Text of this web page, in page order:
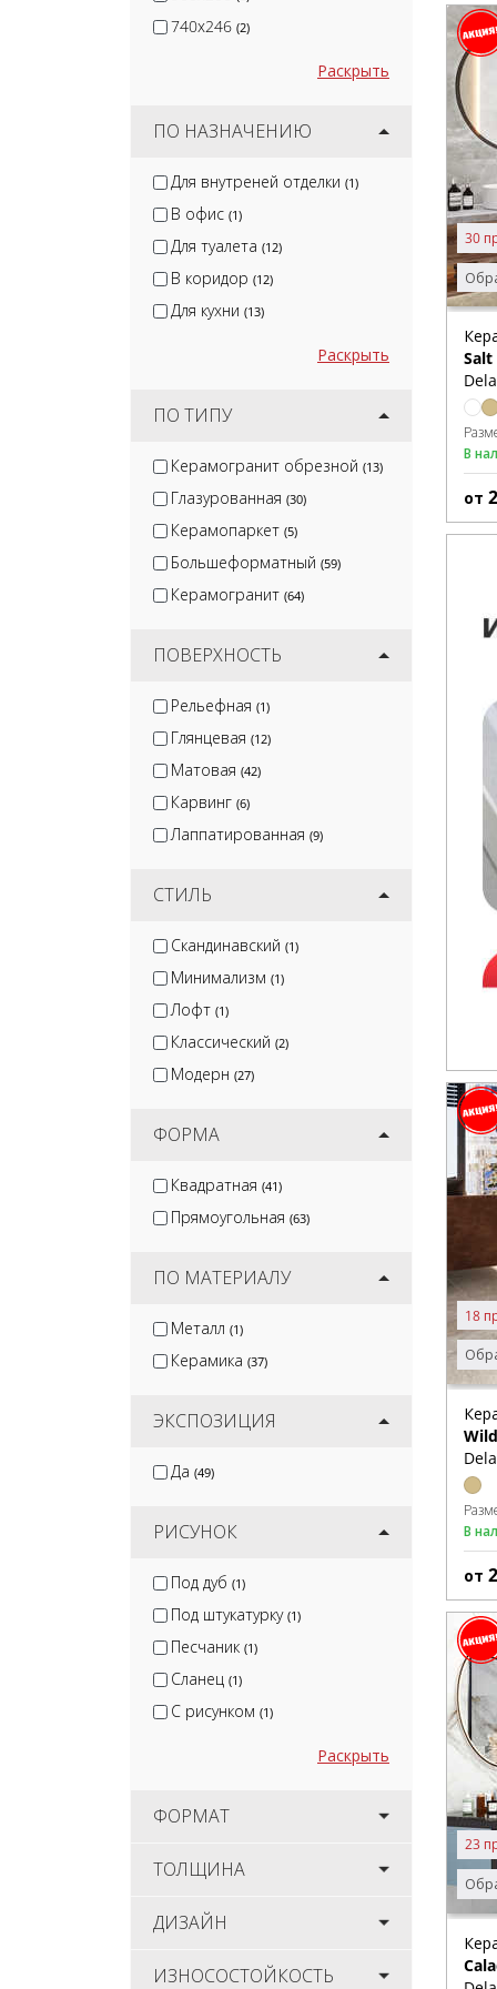
740x246 (2)
Раскрыть
ПО НАЗНАЧЕНИЮ
Для внутреней отделки (1)
В офис (1)
Для туалета (12)
В коридор (12)
Для кухни (13)
Раскрыть
ПО ТИПУ
Керамогранит обрезной (13)
Глазурованная (30)
Керамопаркет (5)
Большеформатный (59)
Керамогранит (64)
ПОВЕРХНОСТЬ
Рельефная (1)
Глянцевая (12)
Матовая (42)
Карвинг (6)
Лаппатированная (9)
СТИЛЬ
Скандинавский (1)
Минимализм (1)
Лофт (1)
Классический (2)
Модерн (27)
ФОРМА
Квадратная (41)
Прямоугольная (63)
ПО МАТЕРИАЛУ
Металл (1)
Керамика (37)
ЭКСПОЗИЦИЯ
Да (49)
РИСУНОК
Под дуб (1)
Под штукатурку (1)
Песчаник (1)
Сланец (1)
С рисунком (1)
Раскрыть
ФОРМАТ
ТОЛЩИНА
ДИЗАЙН
ИЗНОСОСТОЙКОСТЬ
30
Salt
В
от
18
Wild
В
от
23